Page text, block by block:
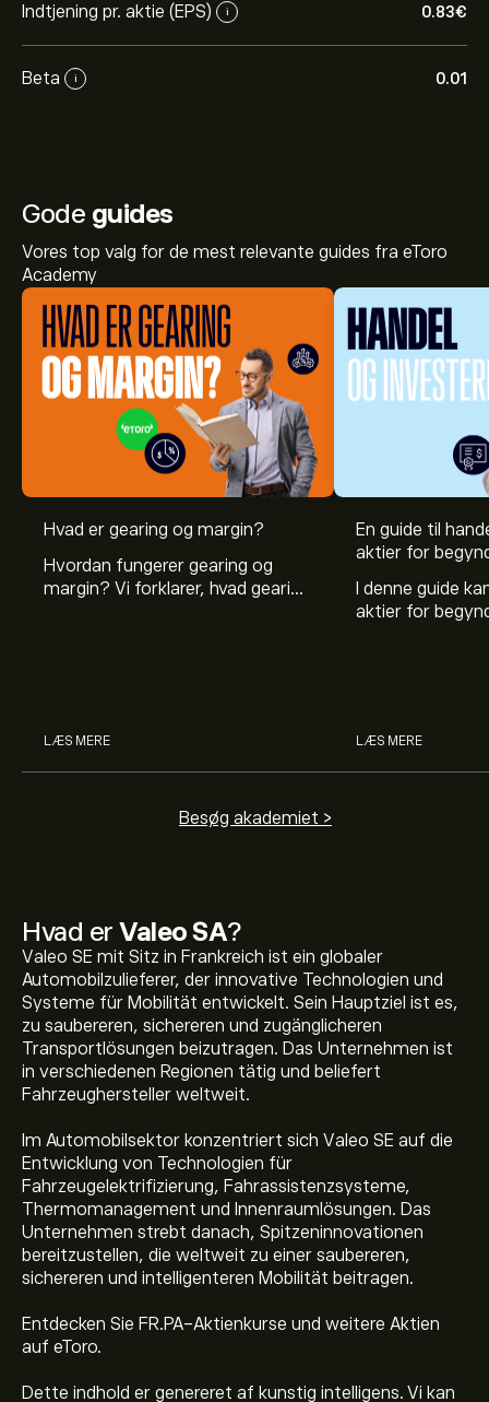
Indtjening pr. aktie (EPS) i 0.83‎€‎
Beta i 0.01
Hvad er Valeo SA?
Valeo SE mit Sitz in Frankreich ist ein globaler
Automobilzulieferer, der innovative Technologien und
Systeme für Mobilität entwickelt. Sein Hauptziel ist es,
zu saubereren, sichereren und zugänglicheren
Transportlösungen beizutragen. Das Unternehmen ist
in verschiedenen Regionen tätig und beliefert
Fahrzeughersteller weltweit.
Im Automobilsektor konzentriert sich Valeo SE auf die
Entwicklung von Technologien für
Fahrzeugelektrifizierung, Fahrassistenzsysteme,
Thermomanagement und Innenraumlösungen. Das
Unternehmen strebt danach, Spitzeninnovationen
bereitzustellen, die weltweit zu einer saubereren,
sichereren und intelligenteren Mobilität beitragen.
Entdecken Sie FR.PA-Aktienkurse und weitere Aktien
auf eToro.
Dette indhold er genereret af kunstig intelligens. Vi kan
Gode guides
Vores top valg for de mest relevante guides fra eToro
Academy
Hvad er gearing og margin?
Hvordan fungerer gearing og
margin? Vi forklarer, hvad gearing
LÆS MERE
En guide til
aktier for
I denne guide
aktier for
LÆS MERE
Besøg akademiet >